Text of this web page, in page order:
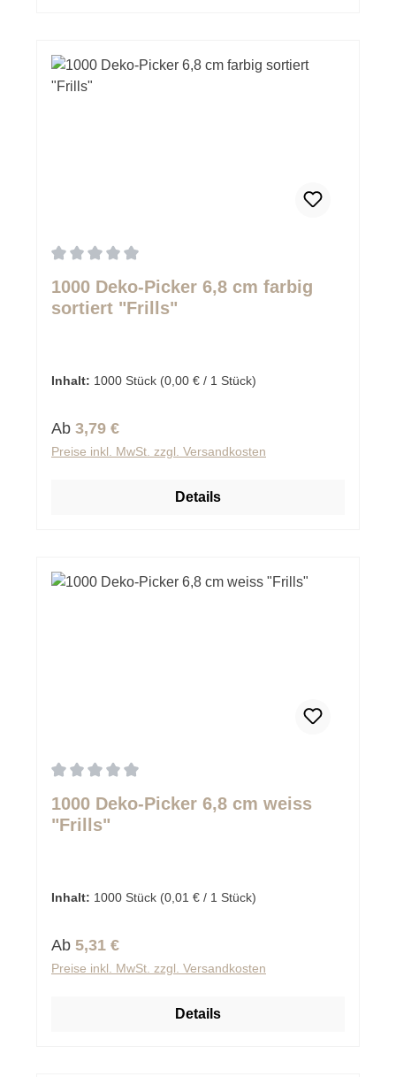
1000 Deko-Picker 6,8 cm farbig
sortiert "Frills"
Inhalt: 1000 Stück (0,00 € / 1 Stück)
Regulärer Preis:
Ab 3,79 €
Preise inkl. MwSt. zzgl. Versandkosten
Details
1000 Deko-Picker 6,8 cm weiss
"Frills"
Inhalt: 1000 Stück (0,01 € / 1 Stück)
Regulärer Preis:
Ab 5,31 €
Preise inkl. MwSt. zzgl. Versandkosten
Details